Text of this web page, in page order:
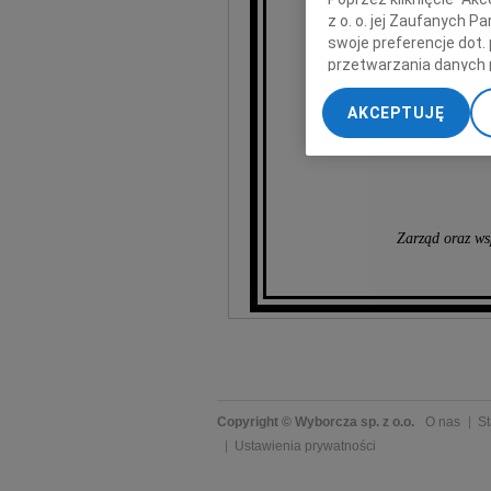
wyrazy
Zarząd oraz
Copyright © Wyborcza sp. z o.o. O nas
Ustawienia prywatności
z o. o. jej Zaufanych
swoje preferencje dot.
przetwarzania danych
„Ustawienia
My, nasi Zaufani
dokładnych danych
Przechowywanie
treści, badnie
AKCEPTUJĘ